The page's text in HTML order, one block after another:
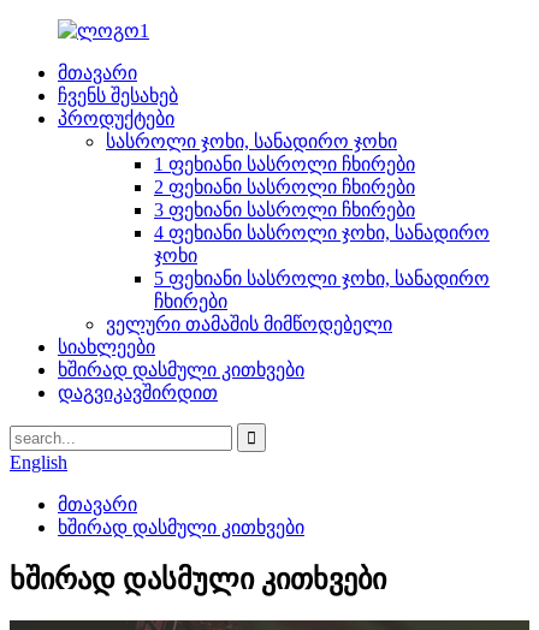
მთავარი
ჩვენს შესახებ
პროდუქტები
სასროლი ჯოხი, სანადირო ჯოხი
1 ფეხიანი სასროლი ჩხირები
2 ფეხიანი სასროლი ჩხირები
3 ფეხიანი სასროლი ჩხირები
4 ფეხიანი სასროლი ჯოხი, სანადირო
ჯოხი
5 ფეხიანი სასროლი ჯოხი, სანადირო
ჩხირები
ველური თამაშის მიმწოდებელი
სიახლეები
ხშირად დასმული კითხვები
დაგვიკავშირდით
English
მთავარი
ხშირად დასმული კითხვები
ხშირად დასმული კითხვები